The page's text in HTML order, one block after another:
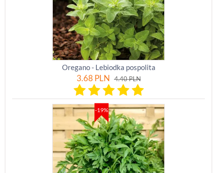
Oregano - Lebiodka pospolita
3.68 PLN 4.40PLN
-19%